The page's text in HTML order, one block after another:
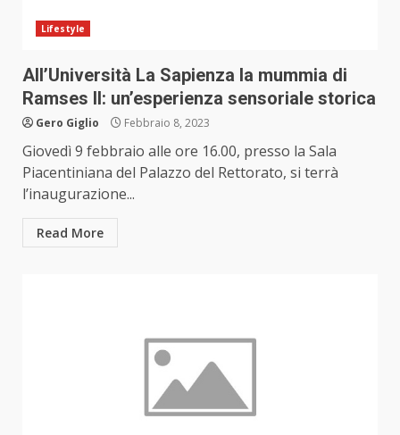
Lifestyle
All’Università La Sapienza la mummia di
Ramses II: un’esperienza sensoriale storica
Gero Giglio Febbraio 8, 2023
Giovedì 9 febbraio alle ore 16.00, presso la Sala
Piacentiniana del Palazzo del Rettorato, si terrà
l’inaugurazione...
Read More